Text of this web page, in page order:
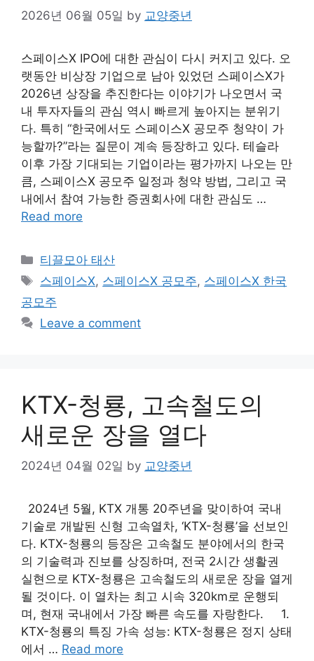
2026년 06월 05일 by 교양중년
스페이스X IPO에 대한 관심이 다시 커지고 있다. 오
랫동안 비상장 기업으로 남아 있었던 스페이스X가
2026년 상장을 추진한다는 이야기가 나오면서 국
내 투자자들의 관심 역시 빠르게 높아지는 분위기
다. 특히 “한국에서도 스페이스X 공모주 청약이 가
능할까?”라는 질문이 계속 등장하고 있다. 테슬라
이후 가장 기대되는 기업이라는 평가까지 나오는 만
큼, 스페이스X 공모주 일정과 청약 방법, 그리고 국
내에서 참여 가능한 증권회사에 대한 관심도 …
Read more
Categories
티끌모아 태산
Tags
스페이스X, 스페이스X 공모주, 스페이스X 한국
공모주
Leave a comment
KTX-청룡, 고속철도의
새로운 장을 열다
2024년 04월 02일 by 교양중년
2024년 5월, KTX 개통 20주년을 맞이하여 국내
기술로 개발된 신형 고속열차, ‘KTX-청룡’을 선보인
다. KTX-청룡의 등장은 고속철도 분야에서의 한국
의 기술력과 진보를 상징하며, 전국 2시간 생활권
실현으로 KTX-청룡은 고속철도의 새로운 장을 열게
될 것이다. 이 열차는 최고 시속 320km로 운행되
며, 현재 국내에서 가장 빠른 속도를 자랑한다. 1.
KTX-청룡의 특징 가속 성능: KTX-청룡은 정지 상태
에서 … Read more